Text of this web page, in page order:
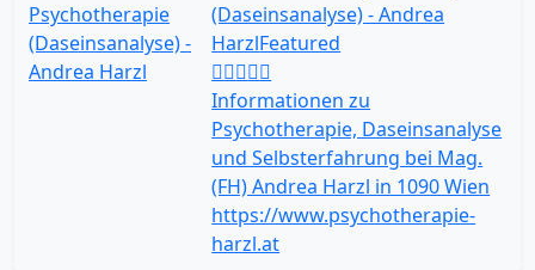
(Daseinsanalyse) - Andrea
HarzlFeatured
Informationen zu
Psychotherapie, Daseinsanalyse
und Selbsterfahrung bei Mag.
(FH) Andrea Harzl in 1090 Wien
https://www.psychotherapie-
harzl.at